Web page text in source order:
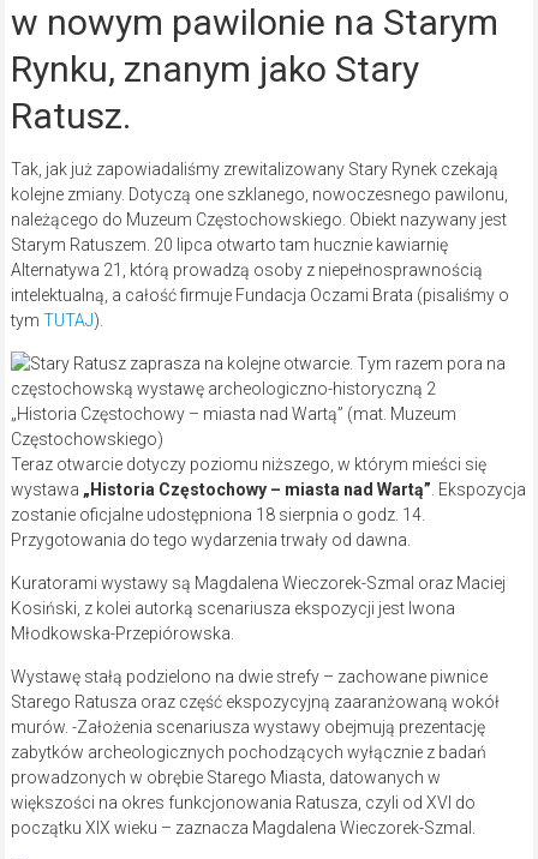
w nowym pawilonie na Starym
Rynku, znanym jako Stary
Ratusz.
Tak, jak już zapowiadaliśmy zrewitalizowany Stary Rynek czekają
kolejne zmiany. Dotyczą one szklanego, nowoczesnego pawilonu,
należącego do Muzeum Częstochowskiego. Obiekt nazywany jest
Starym Ratuszem. 20 lipca otwarto tam hucznie kawiarnię
Alternatywa 21, którą prowadzą osoby z niepełnosprawnością
intelektualną, a całość firmuje Fundacja Oczami Brata (pisaliśmy o
tym TUTAJ).
„Historia Częstochowy – miasta nad Wartą” (mat. Muzeum
Częstochowskiego)
Teraz otwarcie dotyczy poziomu niższego, w którym mieści się
wystawa „Historia Częstochowy – miasta nad Wartą” . Ekspozycja
zostanie oficjalne udostępniona 18 sierpnia o godz. 14.
Przygotowania do tego wydarzenia trwały od dawna.
Kuratorami wystawy są Magdalena Wieczorek-Szmal oraz Maciej
Kosiński, z kolei autorką scenariusza ekspozycji jest Iwona
Młodkowska-Przepiórowska.
Wystawę stałą podzielono na dwie strefy – zachowane piwnice
Starego Ratusza oraz część ekspozycyjną zaaranżowaną wokół
murów. -Założenia scenariusza wystawy obejmują prezentację
zabytków archeologicznych pochodzących wyłącznie z badań
prowadzonych w obrębie Starego Miasta, datowanych w
większości na okres funkcjonowania Ratusza, czyli od XVI do
początku XIX wieku – zaznacza Magdalena Wieczorek-Szmal.